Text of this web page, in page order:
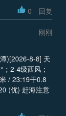
0 回复
刚刚
)[2026-8-8] 天
2-4级西风；
/ 23:19干0.8
(优) 赶海注意